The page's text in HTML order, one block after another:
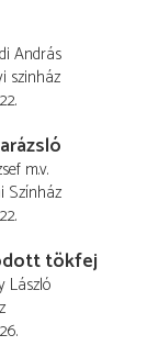
András
szinház
m.v.
Színház
tökfej
László